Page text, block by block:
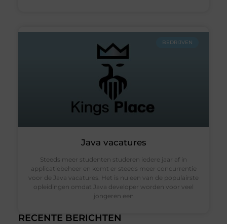
RECENTE BERICHTEN
BEDRIJVEN
Java vacatures
Steeds meer studenten studeren iedere jaar af in
applicatiebeheer en komt er steeds meer concurrentie
voor de Java vacatures. Het is nu een van de populairste
opleidingen omdat Java developer worden voor veel
jongeren een